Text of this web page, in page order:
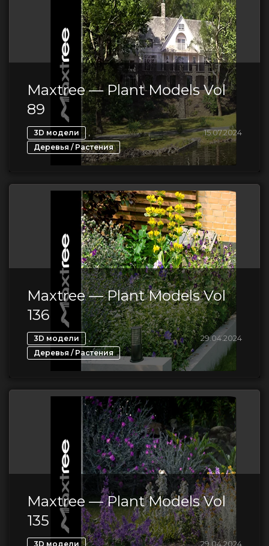
Maxtree — Plant Models Vol
89
3D модели ,
Деревья / Растения
15.07.2024
Maxtree — Plant Models Vol
136
3D модели ,
Деревья / Растения
29.04.2024
Maxtree — Plant Models Vol
135
3D модели , 29.04.2024